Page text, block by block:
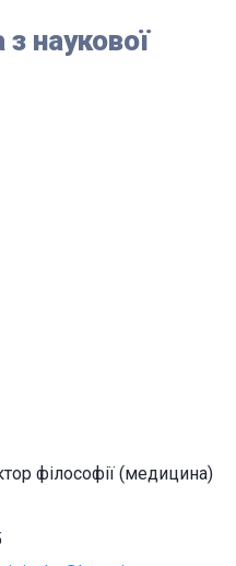
наукової
філософії (медицина)